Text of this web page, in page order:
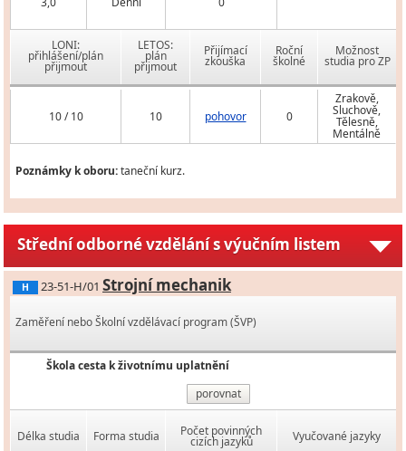
LONI:
přihlášení/plán
přijmout
LETOS:
plán
přijmout
Přijímací
zkouška
Roční
školné
Možnost
studia pro ZP
10 / 10 10 pohovor 0
Zrakově,
Sluchově,
Tělesně,
Mentálně
Poznámky k oboru:taneční kurz.
Střední odborné vzdělání s výučním listem
H 23-51-H/01 Strojní mechanik
Zaměření nebo Školní vzdělávací program (ŠVP)
Škola cesta k životnímu uplatnění
porovnat
Délka studia Forma studia Počet povinných
cizích jazyků Vyučované jazyky